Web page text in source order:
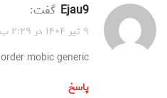
ejau9 گفت:
۹ تیر ۱۴۰۴ در ۲:۲۹ ب.ظ
order mobic generic
پاسخ